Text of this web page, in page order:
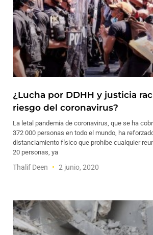
¿Lucha por DDHH y justicia
riesgo del coronavirus?
La letal pandemia de coronavirus, que se ha
372 000 personas en todo el mundo, ha
distanciamiento físico que prohíbe cualquier
20 personas, ya
Thalif Deen 2 junio, 2020